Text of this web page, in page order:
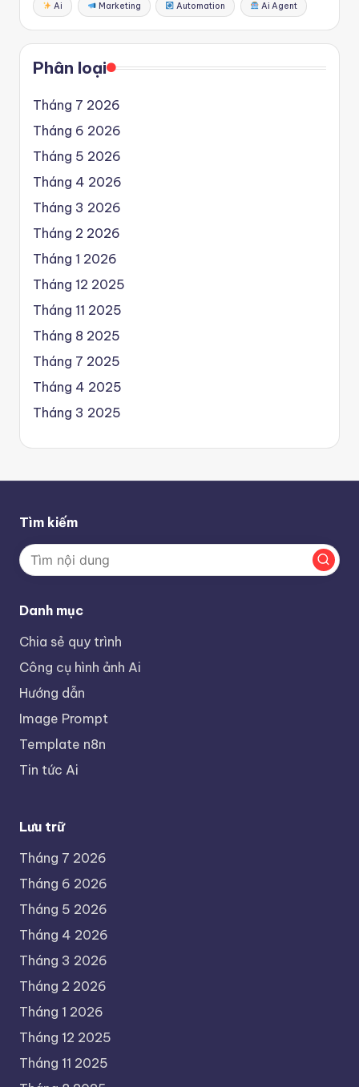
Ai Marketing Automation Ai Agent
Phân loại
Tháng 7 2026
Tháng 6 2026
Tháng 5 2026
Tháng 4 2026
Tháng 3 2026
Tháng 2 2026
Tháng 1 2026
Tháng 12 2025
Tháng 11 2025
Tháng 8 2025
Tháng 7 2025
Tháng 4 2025
Tháng 3 2025
Tìm kiếm
Danh mục
Chia sẻ quy trình
Công cụ hình ảnh Ai
Hướng dẫn
Image Prompt
Template n8n
Tin tức Ai
Lưu trữ
Tháng 7 2026
Tháng 6 2026
Tháng 5 2026
Tháng 4 2026
Tháng 3 2026
Tháng 2 2026
Tháng 1 2026
Tháng 12 2025
Tháng 11 2025